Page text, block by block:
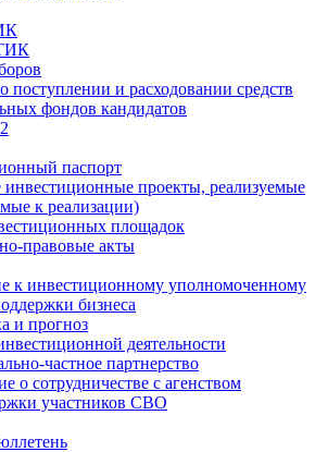
поступлении и расходовании средств
фондов кандидатов
паспорт
проекты, реализуемые
к реализации)
площадок
правовые акты
к инвестиционному уполномоченному
бизнеса
и прогноз
деятельности
частное партнерство
о сотрудничестве с агенством
участников СВО